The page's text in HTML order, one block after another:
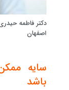
دکتر فاطمه
اصفهان
باشد